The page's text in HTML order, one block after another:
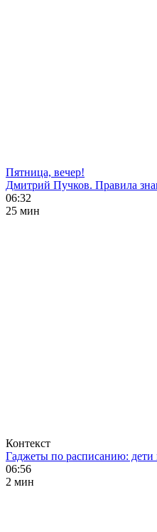
Пятница, вечер!
Дмитрий Пучков. Правила
06:32
25 мин
Контекст
Гаджеты по расписанию: дети
06:56
2 мин